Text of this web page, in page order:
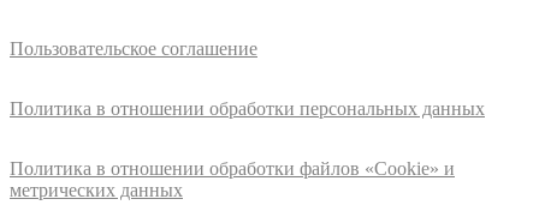
Пользовательское соглашение
Политика в отношении обработки персональных данных
Политика в отношении обработки файлов «Cookie» и
метрических данных